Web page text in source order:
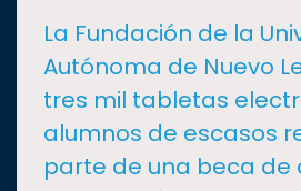
DEPORTES
I+D+I EXPERTOS
SALUD
La Fundación de la
Autónoma de Nuevo
tres mil tabletas
alumnos de escasos
parte de una beca de